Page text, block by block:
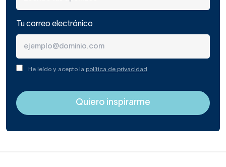
Tu correo electrónico
He leído y acepto la política de privacidad